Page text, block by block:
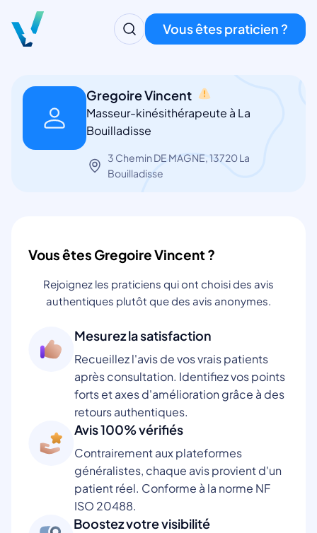
Vous êtes praticien ?
Gregoire Vincent
Masseur-kinésithérapeute à La
Bouilladisse
3 Chemin DE MAGNE, 13720 La
Bouilladisse
Vous êtes Gregoire Vincent ?
Rejoignez les praticiens qui ont choisi des avis
authentiques plutôt que des avis anonymes.
Mesurez la satisfaction
Recueillez l'avis de vos vrais patients
après consultation. Identifiez vos points
forts et axes d'amélioration grâce à des
retours authentiques.
Avis 100% vérifiés
Contrairement aux plateformes
généralistes, chaque avis provient d'un
patient réel. Conforme à la norme NF
ISO 20488.
Boostez votre visibilité